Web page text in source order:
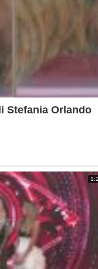
Stefania Orlando